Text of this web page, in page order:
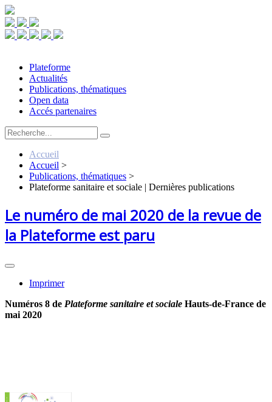
Plateforme
Actualités
Publications, thématiques
Open data
Accés partenaires
Accueil
Accueil >
Publications, thématiques >
Plateforme sanitaire et sociale | Dernières publications
Le numéro de mai 2020 de la revue de
la Plateforme est paru
Imprimer
Numéros 8 de Plateforme sanitaire et sociale Hauts-de-France de
mai 2020